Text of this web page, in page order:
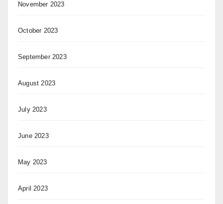
November 2023
October 2023
September 2023
August 2023
July 2023
June 2023
May 2023
April 2023